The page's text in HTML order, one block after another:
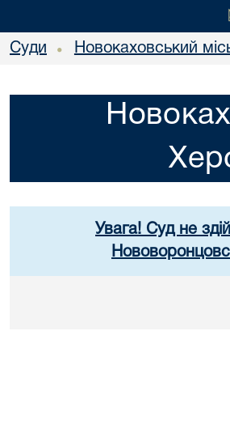
Суди • Новокаховський
Увага! Суд не